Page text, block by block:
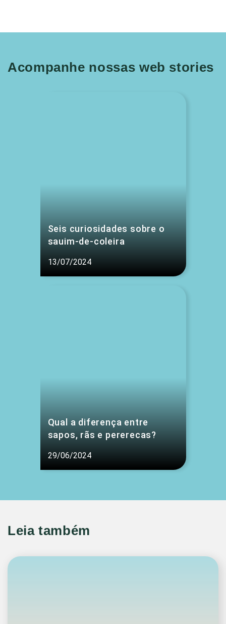
Acompanhe nossas web stories
Seis curiosidades sobre o
sauim-de-coleira
13/07/2024
Qual a diferença entre
sapos, rãs e pererecas?
29/06/2024
Leia também